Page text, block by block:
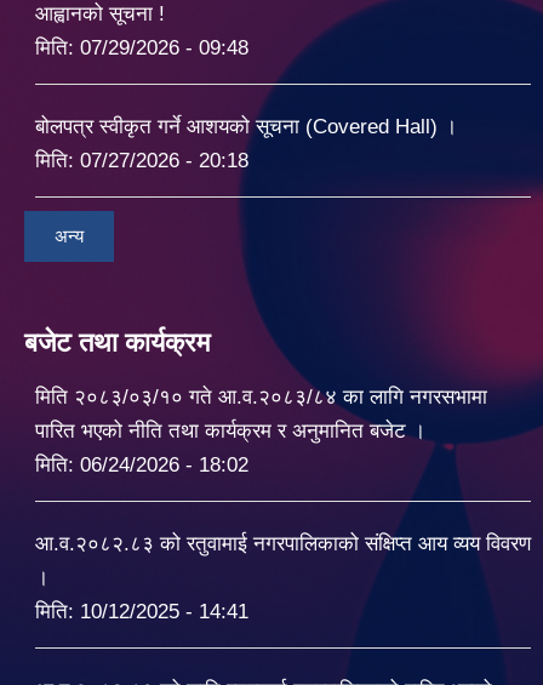
आह्वानको सूचना !
मिति: 07/29/2026 - 09:48
बोलपत्र स्वीकृत गर्ने आशयको सूचना (Covered Hall) ।
मिति: 07/27/2026 - 20:18
अन्य
बजेट तथा कार्यक्रम
मिति २०८३/०३/१० गते आ.व.२०८३/८४ का लागि नगरसभामा
पारित भएको नीति तथा कार्यक्रम र अनुमानित बजेट ।
मिति: 06/24/2026 - 18:02
आ.व.२०८२.८३ को रतुवामाई नगरपालिकाको संक्षिप्त आय व्यय विवरण
।
मिति: 10/12/2025 - 14:41